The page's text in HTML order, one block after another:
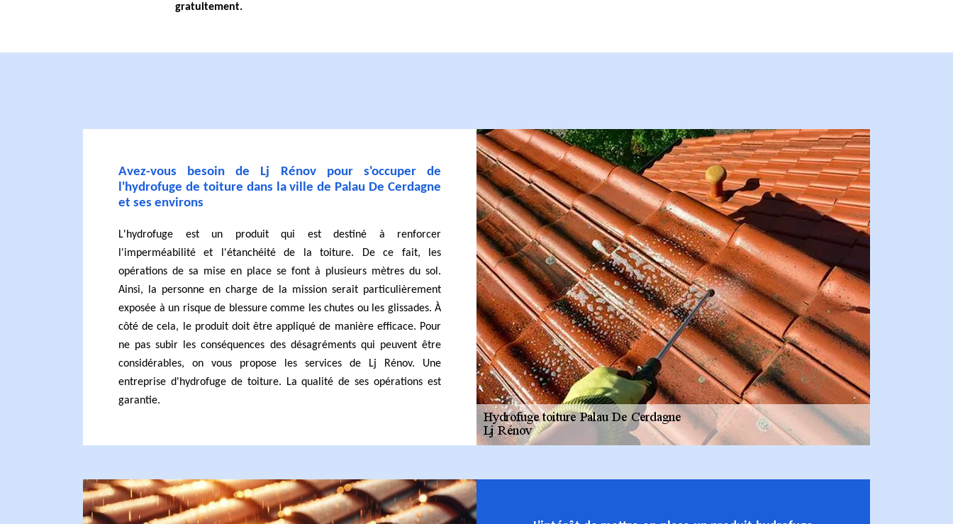
gratuitement.
Avez-vous besoin de Lj Rénov pour s'occuper de
l'hydrofuge de toiture dans la ville de Palau De Cerdagne
et ses environs
L'hydrofuge est un produit qui est destiné à renforcer
l'imperméabilité et l'étanchéité de la toiture. De ce fait, les
opérations de sa mise en place se font à plusieurs mètres du sol.
Ainsi, la personne en charge de la mission serait particulièrement
exposée à un risque de blessure comme les chutes ou les glissades. À
côté de cela, le produit doit être appliqué de manière efficace. Pour
ne pas subir les conséquences des désagréments qui peuvent être
considérables, on vous propose les services de Lj Rénov. Une
entreprise d'hydrofuge de toiture. La qualité de ses opérations est
garantie.